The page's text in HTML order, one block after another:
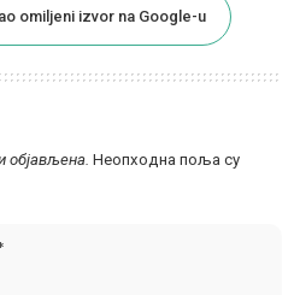
omiljeni izvor na Google-u
објављена. Неопходна поља су